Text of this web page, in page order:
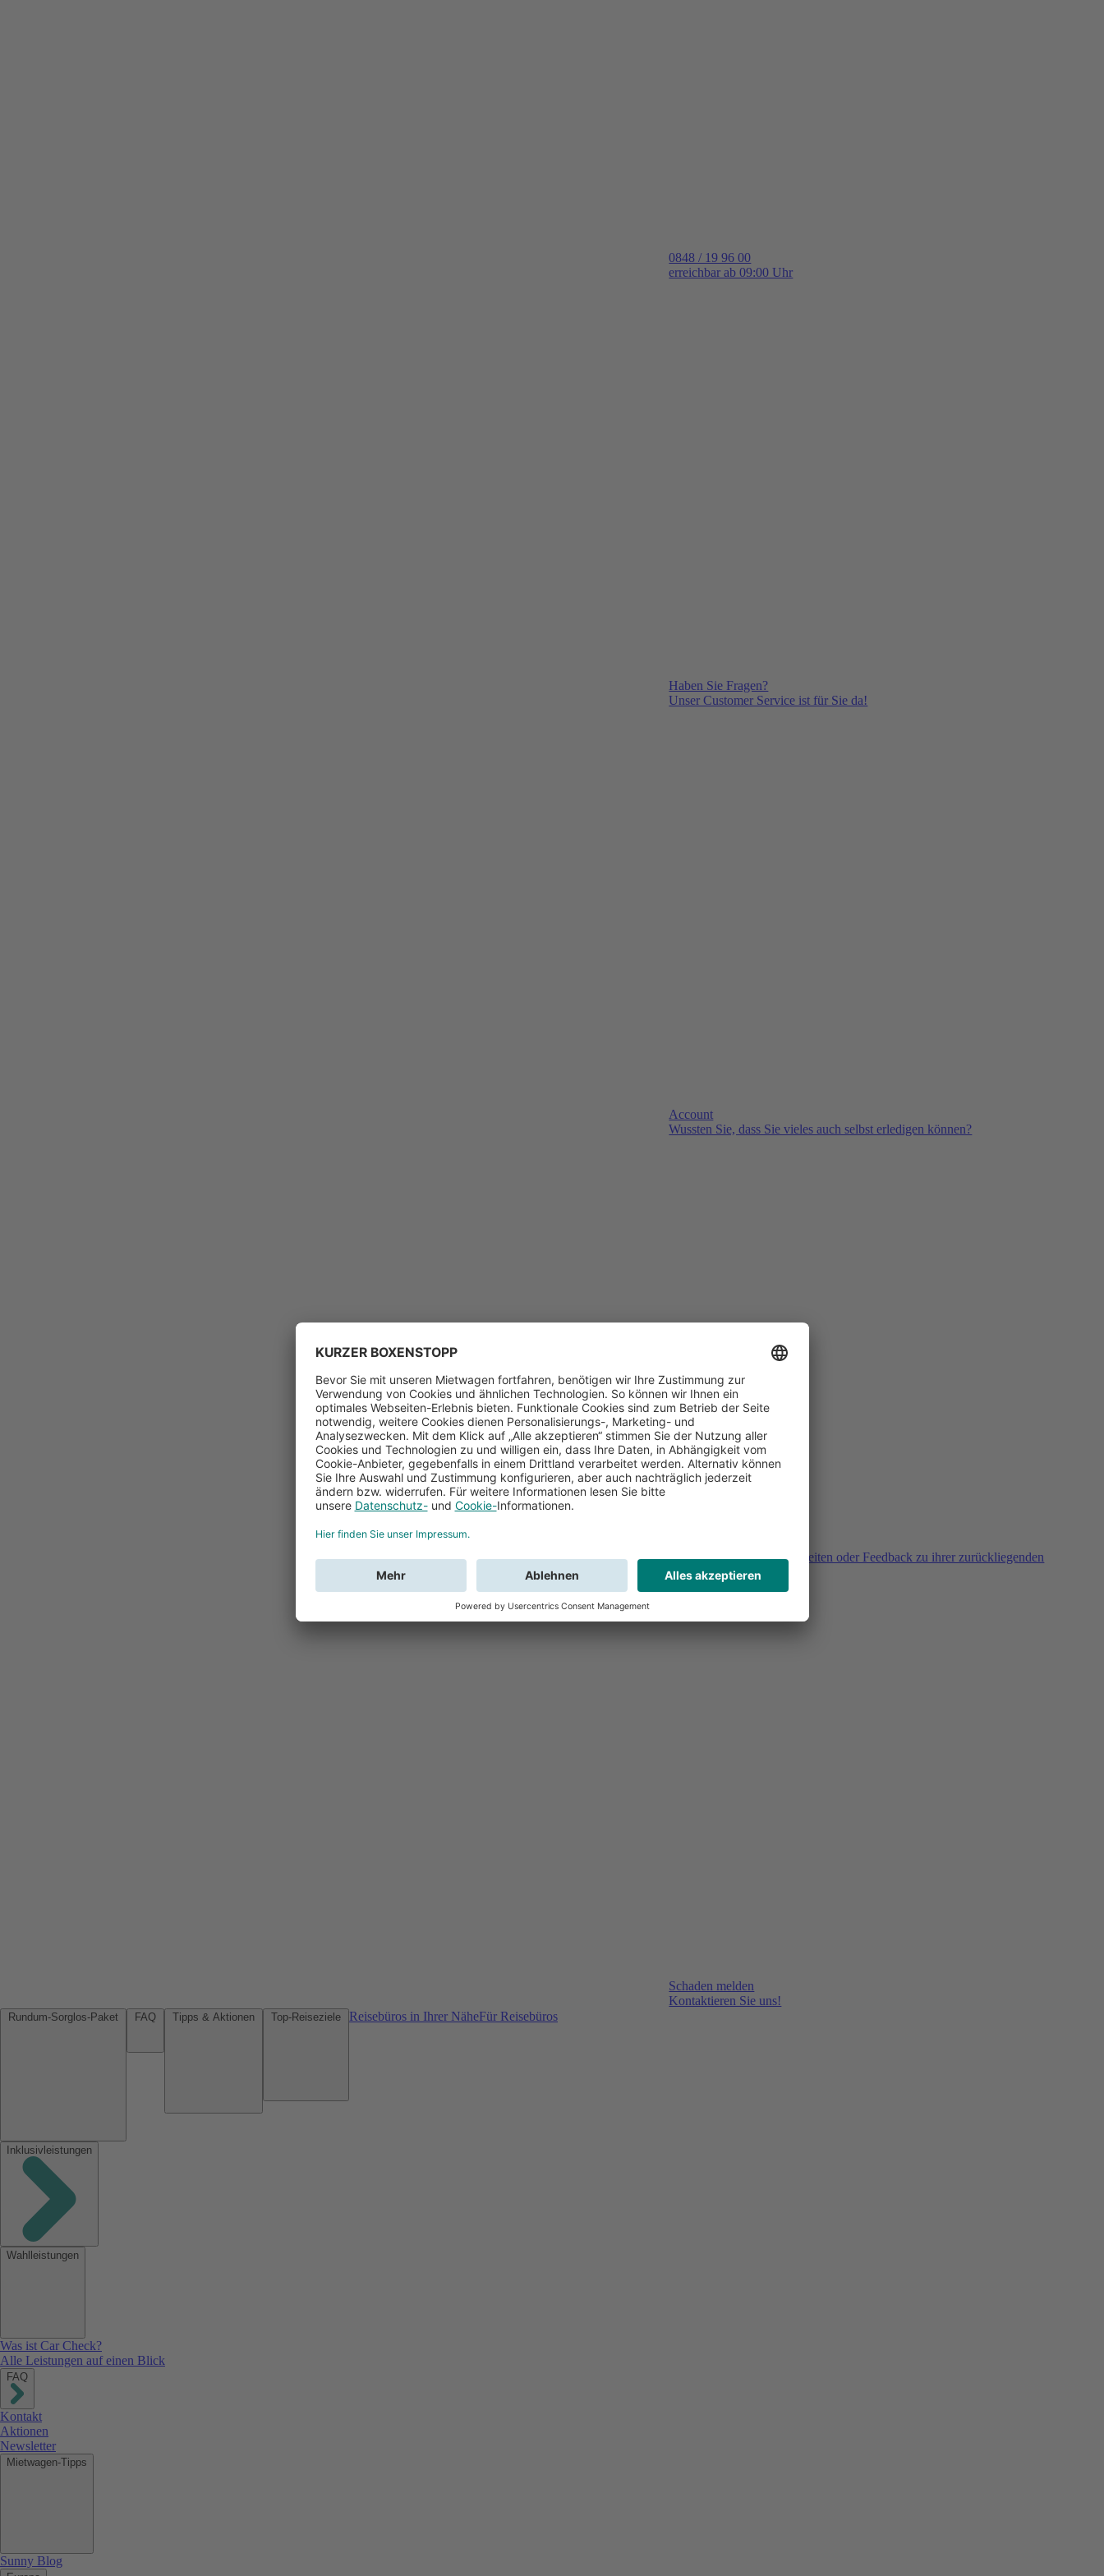
0848 / 19 96 00
erreichbar ab 09:00 Uhr
Haben Sie Fragen?
Unser Customer Service ist für Sie da!
Account
Wussten Sie, dass Sie vieles auch selbst erledigen können?
Sie haben Fragen, Unklarheiten oder Feedback zu ihrer zurückliegenden
Buchung?
Schaden melden
Kontaktieren Sie uns!
Reisebüros in Ihrer NäheFür Reisebüros
Inklusivleistungen
Wahlleistungen
Was ist Car Check?
Alle Leistungen auf einen Blick
FAQ
Kontakt
Aktionen
Newsletter
Mietwagen-Tipps
Sunny Blog